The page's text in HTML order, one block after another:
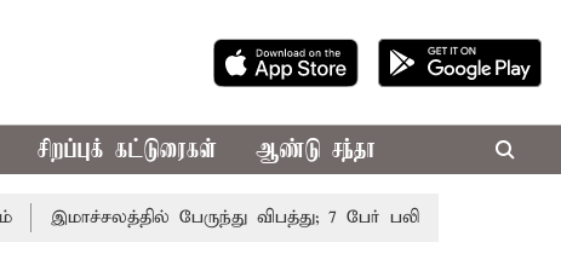
சிறப்புக் கட்டுரைகள் ஆண்டு சந்தா
இமாச்சலத்தில் பேருந்து விபத்து; 7 பேர் பலி - பிரதமர் மோடி